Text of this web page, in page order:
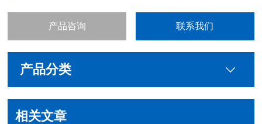
产品咨询 联系我们
产品分类
相关文章